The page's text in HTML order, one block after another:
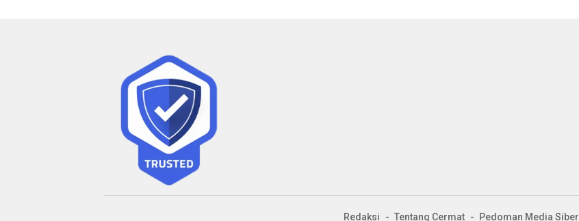
Redaksi Tentang Cermat Pedoman Media Siber